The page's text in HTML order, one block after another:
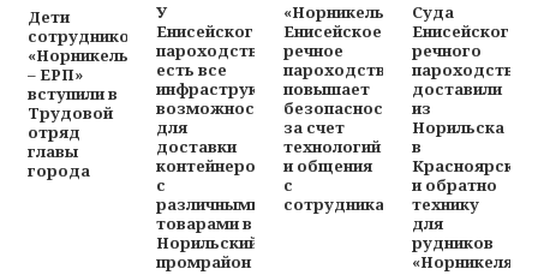
Дети
сотрудников
«Норникель
– ЕРП»
вступили в
Трудовой
отряд
главы
города
У
Енисейского
пароходства
есть все
инфраструктурные
возможности
для
доставки
контейнеров
с
различными
товарами в
Норильский
промрайон
«Норникель-
Енисейское
речное
пароходство»
повышает
безопасность
за счет
технологий
и общения
с
сотрудниками
Суда
Енисейского
речного
пароходства
доставили
из
Норильска
в
Красноярск
и обратно
технику
для
рудников
«Норникеля»